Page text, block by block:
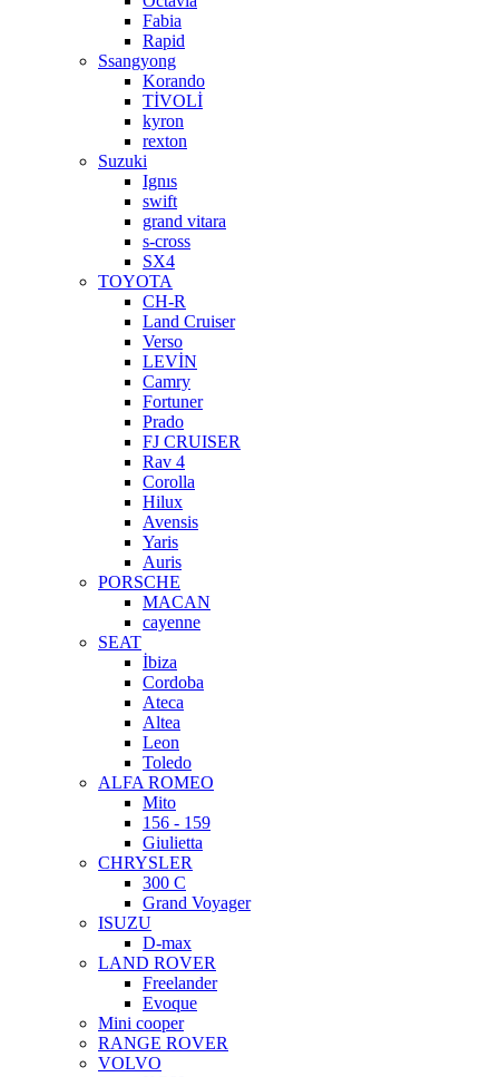
Fabia
Rapid
Ssangyong
Korando
TİVOLİ
kyron
rexton
Suzuki
Ignıs
swift
grand vitara
s-cross
SX4
TOYOTA
CH-R
Land Cruiser
Verso
LEVİN
Camry
Fortuner
Prado
FJ CRUISER
Rav 4
Corolla
Hilux
Avensis
Yaris
Auris
PORSCHE
MACAN
cayenne
SEAT
İbiza
Cordoba
Ateca
Altea
Leon
Toledo
ALFA ROMEO
Mito
156 - 159
Giulietta
CHRYSLER
300 C
Grand Voyager
ISUZU
D-max
LAND ROVER
Freelander
Evoque
Mini cooper
RANGE ROVER
VOLVO